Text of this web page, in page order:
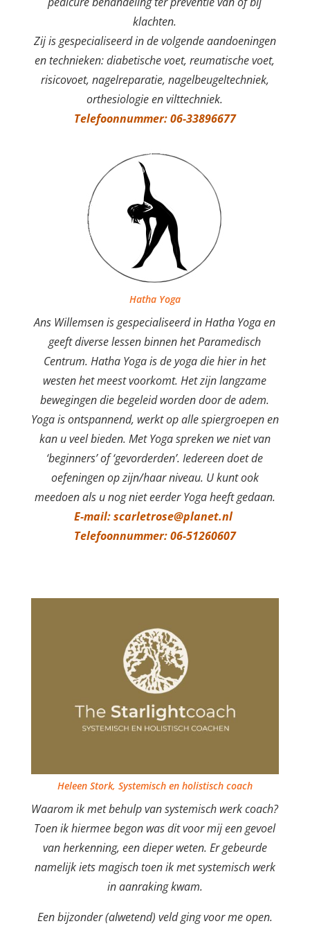
klachten.
Zij is gespecialiseerd in de volgende aandoeningen
en technieken: diabetische voet, reumatische voet,
risicovoet, nagelreparatie, nagelbeugeltechniek,
orthesiologie en vilttechniek.
Telefoonnummer: 06-33896677
Hatha Yoga
Ans Willemsen is gespecialiseerd in Hatha Yoga en
geeft diverse lessen binnen het Paramedisch
Centrum. Hatha Yoga is de yoga die hier in het
westen het meest voorkomt. Het zijn langzame
bewegingen die begeleid worden door de adem.
Yoga is ontspannend, werkt op alle spiergroepen en
kan u veel bieden. Met Yoga spreken we niet van
‘beginners’ of ‘gevorderden’. Iedereen doet de
oefeningen op zijn/haar niveau. U kunt ook
meedoen als u nog niet eerder Yoga heeft gedaan.
E-mail:scarletrose@planet.nl
Telefoonnummer: 06-51260607
Heleen Stork, Systemisch en holistisch coach
Waarom ik met behulp van systemisch werk coach?
Toen ik hiermee begon was dit voor mij een gevoel
van herkenning, een dieper weten. Er gebeurde
namelijk iets magisch toen ik met systemisch werk
in aanraking kwam.
Een bijzonder (alwetend) veld ging voor me open.